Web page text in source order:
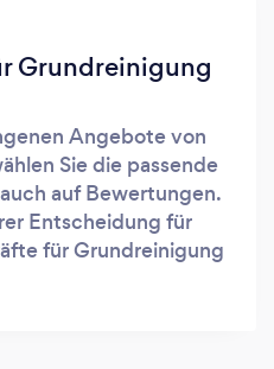
Grundreinigung
Angebote von
Sie die passende
auf Bewertungen.
Entscheidung für
für Grundreinigung